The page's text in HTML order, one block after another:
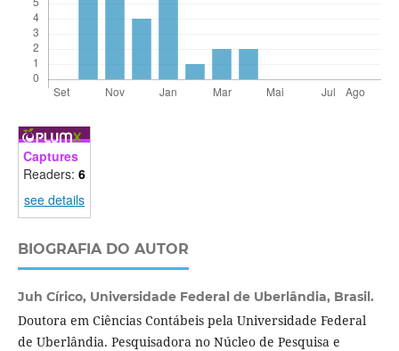
Captures
Readers: 6
see details
BIOGRAFIA DO AUTOR
Juh Círico, Universidade Federal de Uberlândia, Brasil.
Doutora em Ciências Contábeis pela Universidade Federal
de Uberlândia. Pesquisadora no Núcleo de Pesquisa e